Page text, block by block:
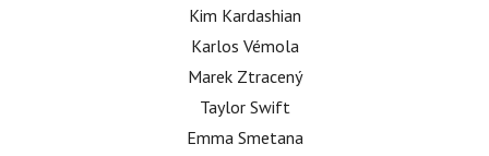
Kim Kardashian
Karlos Vémola
Marek Ztracený
Taylor Swift
Emma Smetana